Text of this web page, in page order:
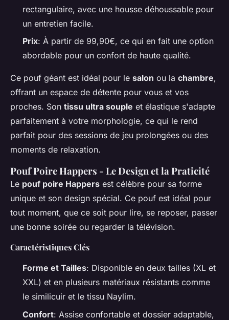
rectangulaire, avec une housse déhoussable pour
un entretien facile.
Prix: À partir de 99,90€, ce qui en fait une option
abordable pour un confort de haute qualité.
Ce pouf géant est idéal pour le salon ou la chambre,
offrant un espace de détente pour vous et vos
proches. Son tissu ultra souple et élastique s'adapte
parfaitement à votre morphologie, ce qui le rend
parfait pour des sessions de jeu prolongées ou des
moments de relaxation.
Pouf Poire Happers - Le Design et la Praticité
Le pouf poire Happers est célèbre pour sa forme
unique et son design spécial. Ce pouf est idéal pour
tout moment, que ce soit pour lire, se reposer, passer
une bonne soirée ou regarder la télévision.
Caractéristiques Clés
Forme et Tailles: Disponible en deux tailles (XL et
XXL) et en plusieurs matériaux résistants comme
le similicuir et le tissu Naylim.
Confort: Assise confortable et dossier adaptable,